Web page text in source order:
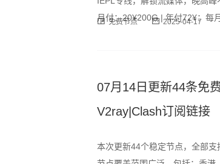
月付：20¥200G | 年付72¥：每
免费节点 2025-04-17
07月14日更新44条免
V2ray|Clash订阅链接
本次更新44个稳定节点，全部